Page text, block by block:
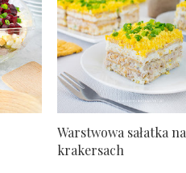
Warstwowa sałatka na
krakersach